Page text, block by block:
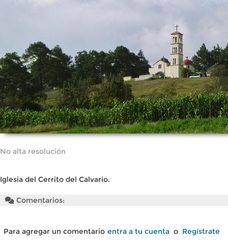
No alta resolución
Iglesia del Cerrito del Calvario.
Comentarios:
Para agregar un comentario entra a tu cuenta o Regístrate